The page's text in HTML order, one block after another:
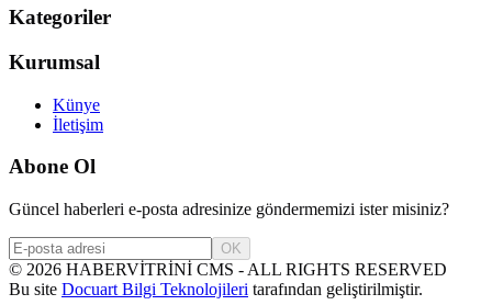
Kategoriler
Kurumsal
Künye
İletişim
Abone Ol
Güncel haberleri e-posta adresinize göndermemizi ister misiniz?
OK
© 2026 HABERVİTRİNİ CMS - ALL RIGHTS RESERVED
Bu site Docuart Bilgi Teknolojileri tarafından geliştirilmiştir.